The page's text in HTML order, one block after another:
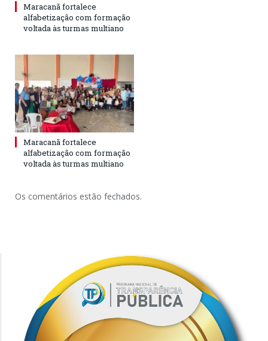
Maracanã fortalece
alfabetização com formação
voltada às turmas multiano
Maracanã fortalece
alfabetização com formação
voltada às turmas multiano
Os comentários estão fechados.